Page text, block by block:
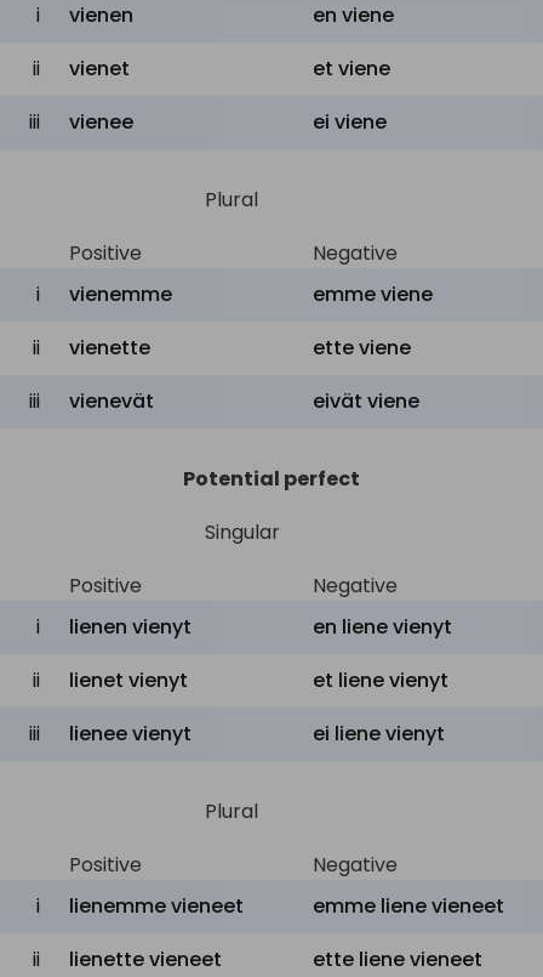
i
vienen
en viene
ii
vienet
et viene
iii
vienee ei viene
Plural
Positive
Negative
i
vienemme
emme viene
ii
vienette
ette viene
iii
vienevät eivät viene
Potential perfect
Singular
Positive
Negative
i
lienen vienyt
en liene vienyt
ii
lienet vienyt
et liene vienyt
iii
lienee vienyt ei liene vienyt
Plural
Positive
Negative
i
lienemme vieneet
emme liene vieneet
ii
lienette vieneet ette liene vieneet